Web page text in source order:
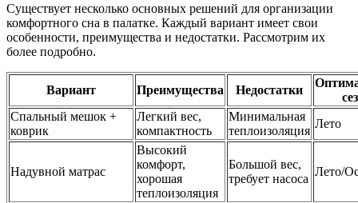
Существует несколько основных решений для организации
комфортного сна в палатке. Каждый вариант имеет свои
особенности, преимущества и недостатки. Рассмотрим их
более подробно.
Вариант Преимущества Недостатки
Спальный мешок +
коврик
Легкий вес,
компактность
Минимальная
теплоизоляция
Лето
Надувной матрас
Высокий
комфорт,
хорошая
теплоизоляция
Большой вес,
требует насоса
Лето/